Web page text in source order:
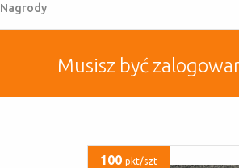
Nagrody
Musisz być
100 pkt/szt